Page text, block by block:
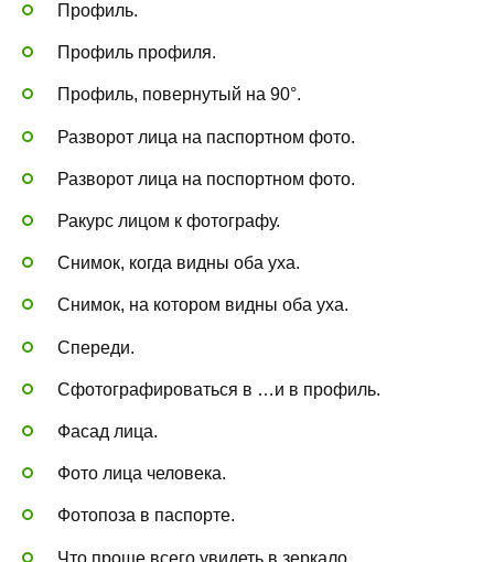
Профиль.
Профиль профиля.
Профиль, повернутый на 90°.
Разворот лица на паспортном фото.
Разворот лица на поспортном фото.
Ракурс лицом к фотографу.
Снимок, когда видны оба уха.
Снимок, на котором видны оба уха.
Спереди.
Сфотографироваться в …и в профиль.
Фасад лица.
Фото лица человека.
Фотопоза в паспорте.
Что проще всего увидеть в зеркало.